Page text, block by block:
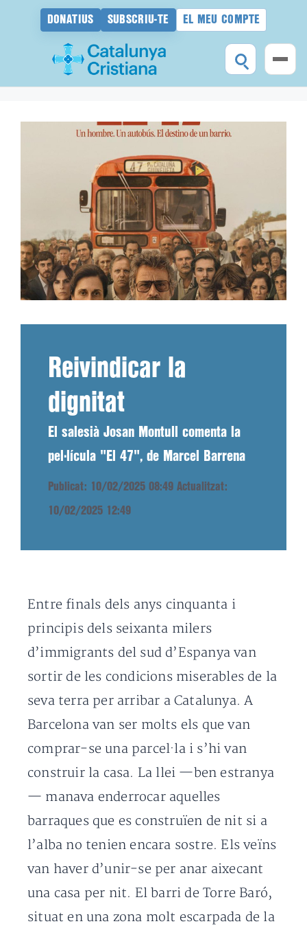
DONATIUS SUBSCRIU-TE EL MEU COMPTE
Reivindicar la
dignitat
El salesià Josan Montull comenta la
pel·lícula "El 47", de Marcel Barrena
Publicat: 10/02/2025 08:49 Actualitzat:
10/02/2025 12:49
Entre finals dels anys cinquanta i
principis dels seixanta milers
d’immigrants del sud d’Espanya van
sortir de les condicions miserables de la
seva terra per arribar a Catalunya. A
Barcelona van ser molts els que van
comprar-se una parcel·la i s’hi van
construir la casa. La llei —ben estranya
— manava enderrocar aquelles
barraques que es construïen de nit si a
l’alba no tenien encara sostre. Els veïns
van haver d’unir-se per anar aixecant
una casa per nit. El barri de Torre Baró,
situat en una zona molt escarpada de la